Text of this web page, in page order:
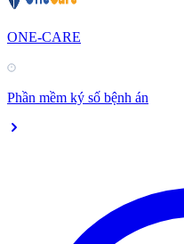
ONE-CARE
Phần mềm ký số bệnh án